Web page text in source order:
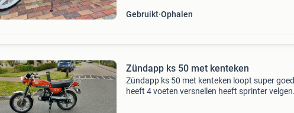
Gebruikt Ophalen
Zündapp ks 50 met kenteken
Zündapp ks 50 met kenteken loopt super goed
heeft 4 voeten versnellen heeft sprinter velgen